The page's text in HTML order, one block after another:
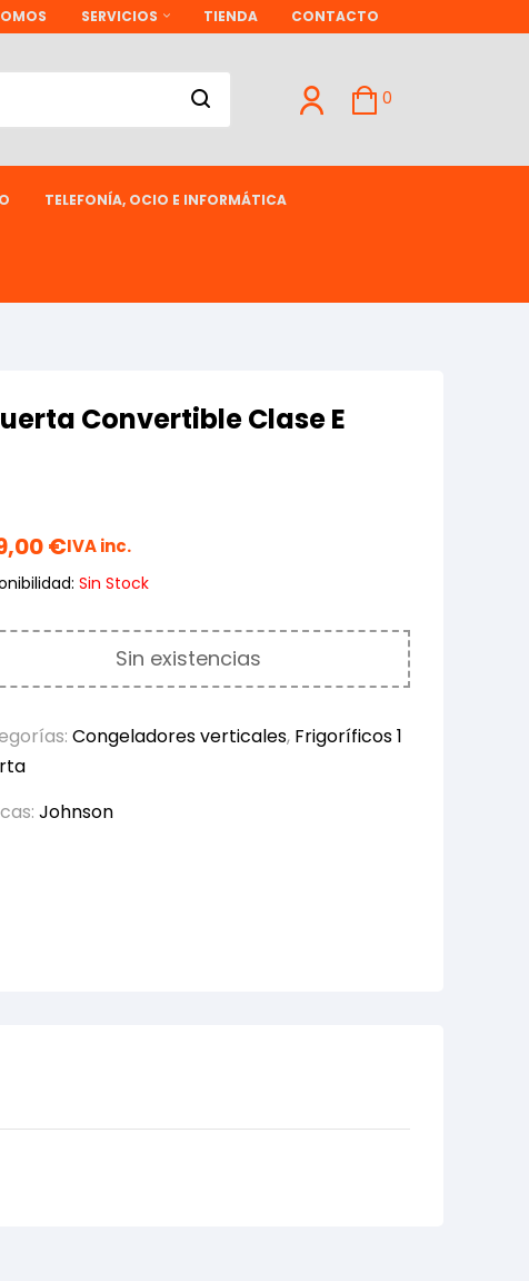
SERVICIOS TIENDA CONTACTO
0
TELEFONÍA, OCIO E INFORMÁTICA
Convertible Clase E
€IVA inc.
Sin Stock
Sin existencias
Congeladores verticales, Frigoríficos 1
Johnson